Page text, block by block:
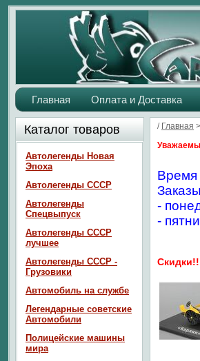
Главная Оплата и Доставка
/ Главная >
Время
-
-
Каталог товаров
Автолегенды Новая
Эпоха
Автолегенды СССР
Автолегенды
Спецвыпуск
Автолегенды СССР
лучшее
Автолегенды СССР -
Грузовики
Автомобиль на службе
Легендарные советские
Автомобили
Полицейские машины
мира